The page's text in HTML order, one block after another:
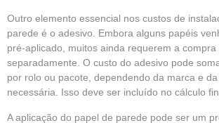
Outro elemento essencial nos custos de
parede é o adesivo. Embora alguns papéis
pré-aplicado, muitos ainda requerem a compra
separadamente. O custo do adesivo pode
por rolo ou pacote, dependendo da marca e
necessária. Isso deve ser incluído no cálculo
A aplicação do papel de parede pode ser um